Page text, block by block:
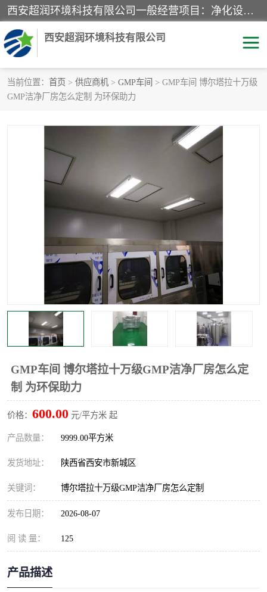
西安超润环境科技有限公司一般经营项目：净化设备、厨房设备、五金机电设备、不锈钢制品、彩钢夹心板、水处理设备的研发、销售；空气净化设备、办公设备、通风设备、建筑材料、金属材料的销售；净化工程、钢结构工程、机电设备工程的设计与施工及技术咨询服务；货物及技术的进出口的业务经营。
西安超润环境科技有限公司
当前位置： 首页 > 供应商机 > GMP车间 > GMP车间 博尔塔拉十万级
GMP洁净厂房怎么定制 为环保助力
GMP车间 博尔塔拉十万级GMP洁净厂房怎么定
制 为环保助力
价格： 600.00 元/平方米 起
产品数量： 9999.00平方米
发货地址： 陕西省西安市新城区
关键词： 博尔塔拉十万级GMP洁净厂房怎么定制
发布日期： 2026-08-07
阅 读 量： 125
产品描述
洁净手术室
洁净室工程
净化车间工程